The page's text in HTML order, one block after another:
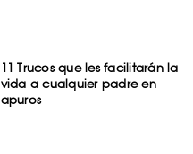
11 Trucos que les facilitarán la
vida a cualquier padre en
apuros